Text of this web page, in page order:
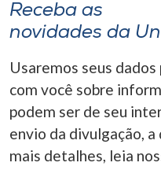
A+
Receba as
novidades da
Usaremos seus
com você sobre
podem ser de seu
envio da divulgação,
mais detalhes, leia